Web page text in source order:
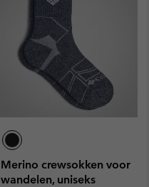
Merino crewsokken voor
wandelen, uniseks